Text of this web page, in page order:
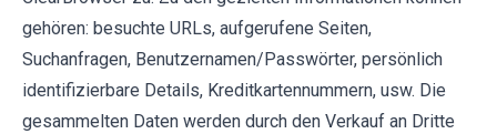
gehören: besuchte URLs, aufgerufene Seiten,
Suchanfragen, Benutzernamen/Passwörter, persönlich
identifizierbare Details, Kreditkartennummern, usw. Die
gesammelten Daten werden durch den Verkauf an Dritte